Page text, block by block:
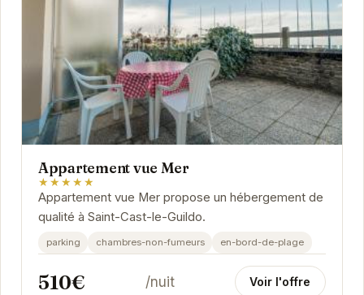
Appartement vue Mer
★★★★★
Appartement vue Mer propose un hébergement de
qualité à Saint-Cast-le-Guildo.
parking chambres-non-fumeurs en-bord-de-plage
510€ /nuit Voir l'offre